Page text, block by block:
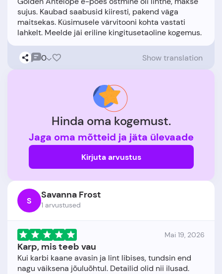
sujus. Kaubad saabusid kiiresti, pakend väga
maitsekas. Küsimusele värvitooni kohta vastati
0 Show translation
Hinda oma kogemust.
Jaga oma mõtteid ja jäta ülevaade
Kirjuta arvustus
S Savanna Frost
1 arvustused
Mai 19, 2026
Karp, mis teeb vau
Kui karbi kaane avasin ja lint libises, tundsin end
nagu väiksena jõuluõhtul. Detailid olid nii ilusad.